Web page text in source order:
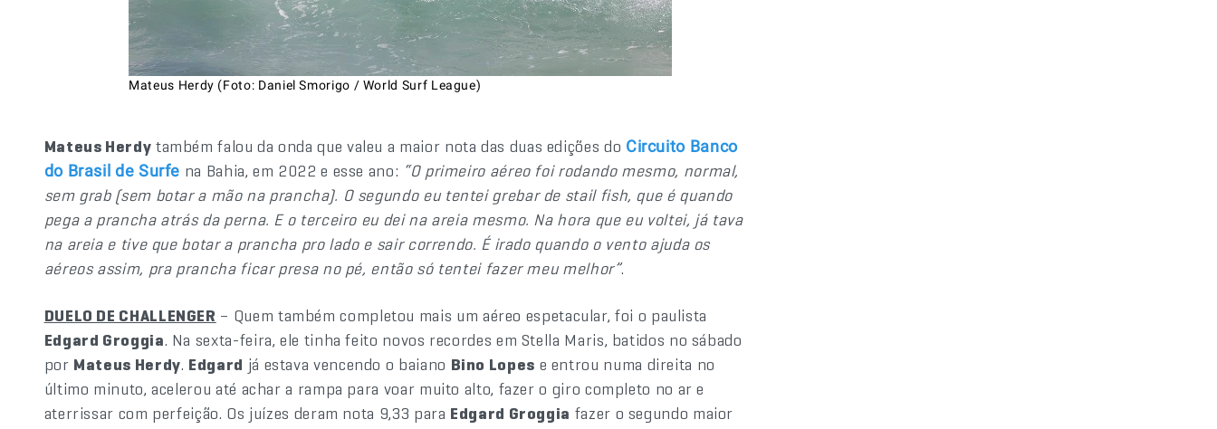
Mateus Herdy (Foto: Daniel Smorigo / World Surf League)
Mateus Herdy também falou da onda que valeu a maior nota das duas edições do Circuito Banco
do Brasil de Surfe na Bahia, em 2022 e esse ano: “O primeiro aéreo foi rodando mesmo, normal,
sem grab (sem botar a mão na prancha). O segundo eu tentei grebar de stail fish, que é quando
pega a prancha atrás da perna. E o terceiro eu dei na areia mesmo. Na hora que eu voltei, já tava
na areia e tive que botar a prancha pro lado e sair correndo. É irado quando o vento ajuda os
aéreos assim, pra prancha ficar presa no pé, então só tentei fazer meu melhor”.
DUELO DE CHALLENGER – Quem também completou mais um aéreo espetacular, foi o paulista
Edgard Groggia. Na sexta-feira, ele tinha feito novos recordes em Stella Maris, batidos no sábado
por Mateus Herdy. Edgard já estava vencendo o baiano Bino Lopes e entrou numa direita no
último minuto, acelerou até achar a rampa para voar muito alto, fazer o giro completo no ar e
aterrissar com perfeição. Os juízes deram nota 9,33 para Edgard Groggia fazer o segundo maior